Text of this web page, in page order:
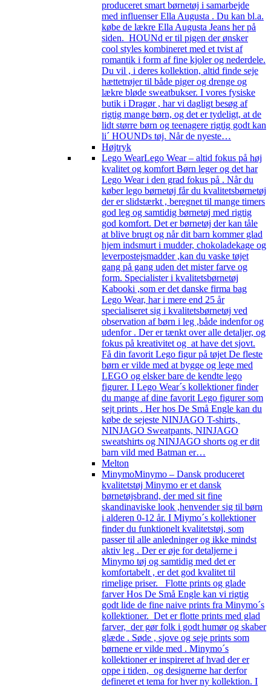
produceret smart børnetøj i samarbejde
med influenser Ella Augusta . Du kan bl.a.
købe de lækre Ella Augusta Jeans her på
siden. HOUNd er til pigen der ønsker
cool styles kombineret med et tvist af
romantik i form af fine kjoler og nederdele.
Du vil , i deres kollektion, altid finde seje
hættetrøjer til både piger og drenge og
lækre bløde sweatbukser. I vores fysiske
butik i Dragør , har vi dagligt besøg af
rigtig mange børn, og det er tydeligt, at de
lidt større børn og teenagere rigtig godt kan
li´ HOUNDs tøj. Når de nyeste…
Højtryk
Lego WearLego Wear – altid fokus på høj
kvalitet og komfort Børn leger og det har
Lego Wear i den grad fokus på . Når du
køber lego børnetøj får du kvalitetsbørnetøj
der er slidstærkt , beregnet til mange timers
god leg og samtidig børnetøj med rigtig
god komfort. Det er børnetøj der kan tåle
at blive brugt og når dit barn kommer glad
hjem indsmurt i mudder, chokoladekage og
leverpostejsmadder ,kan du vaske tøjet
gang på gang uden det mister farve og
form. Specialister i kvalitetsbørnetøj
Kabooki ,som er det danske firma bag
Lego Wear, har i mere end 25 år
specialiseret sig i kvalitetsbørnetøj ved
observation af børn i leg ,både indenfor og
udenfor . Der er tænkt over alle detaljer, og
fokus på kreativitet og at have det sjovt.
Få din favorit Lego figur på tøjet De fleste
børn er vilde med at bygge og lege med
LEGO og elsker bare de kendte lego
figurer. I Lego Wear´s kollektioner finder
du mange af dine favorit Lego figurer som
sejt prints . Her hos De Små Engle kan du
købe de sejeste NINJAGO T-shirts,
NINJAGO Sweatpants, NINJAGO
sweatshirts og NINJAGO shorts og er dit
barn vild med Batman er…
Melton
MinymoMinymo – Dansk produceret
kvalitetstøj Minymo er et dansk
børnetøjsbrand, der med sit fine
skandinaviske look ,henvender sig til børn
i alderen 0-12 år. I Miymo´s kollektioner
finder du funktionelt kvalitetstøj, som
passer til alle anledninger og ikke mindst
aktiv leg . Der er øje for detaljerne i
Minymo tøj og samtidig med det er
komfortabelt , er det god kvalitet til
rimelige priser. Flotte prints og glade
farver Hos De Små Engle kan vi rigtig
godt lide de fine naive prints fra Minymo´s
kollektioner. Det er flotte prints med glad
farver, der gør folk i godt humør og skaber
glæde . Søde , sjove og seje prints som
børnene er vilde med . Minymo´s
kollektioner er inspireret af hvad der er
oppe i tiden, og designerne har derfor
defineret et tema for hver ny kollektion. I